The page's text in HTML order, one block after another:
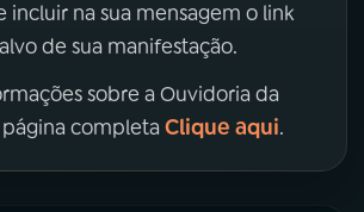
incluir na sua mensagem o link
de sua manifestação.
sobre a Ouvidoria da
página completa Clique aqui.